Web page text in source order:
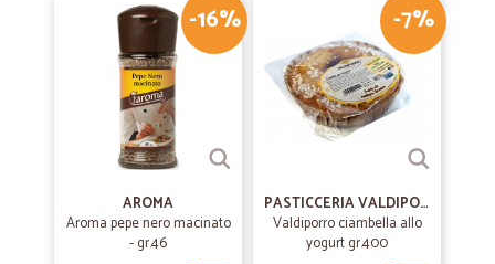
-16%
AROMA
Aroma pepe nero macinato
- gr.46
-7%
PASTICCERIA VALDIPORRO
Valdiporro ciambella allo
yogurt gr.400